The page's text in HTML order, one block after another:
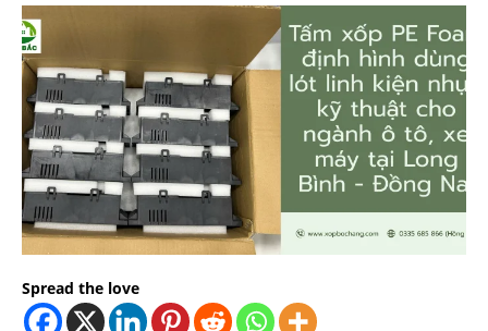
Spread the love